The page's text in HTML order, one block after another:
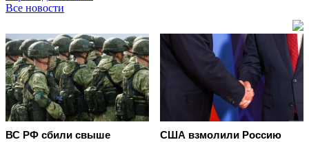
Все новости
ВС РФ сбили свыше
США взмолили Россию